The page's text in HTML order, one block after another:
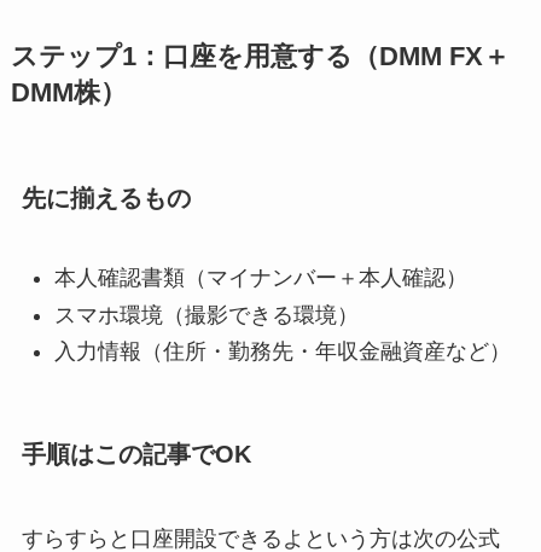
ステップ1： 口座を用意する（DMM FX＋
DMM株）
先に揃えるもの
本人確認書類（マイナンバー＋本人確認）
スマホ環境（撮影できる環境）
入力情報（住所・勤務先・年収金融資産など）
手順はこの記事でOK
すらすらと口座開設できるよという方は次の公式